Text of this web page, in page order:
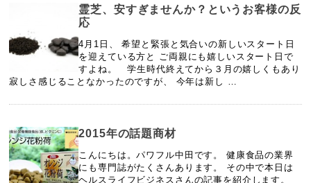
霊芝、安すぎませんか？というお客様の反
応
4月1日、 希望と緊張と気合いの新しいスタート日
を迎えている方と ご両親にも嬉しいスタート日で
すよね。 学生時代終えてから３月の嬉しくもあり
寂しさ感じることなかったのですが、 今年は新し …
2015年の話題商材
こんにちは。パワフル中田です。 健康食品の業界
にも専門誌がたくさんあります。 その中で本日は
ヘルスライフビジネスさんの記事を紹介します。